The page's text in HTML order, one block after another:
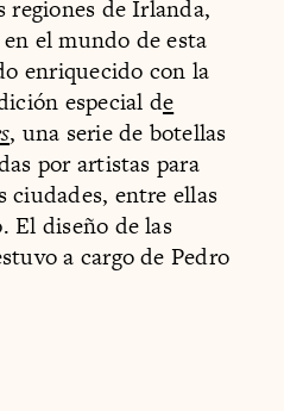
de Irlanda,
el mundo de esta
enriquecido con la
especial de
, una serie de botellas
por artistas para
ciudades, entre ellas
El diseño de las
a cargo de Pedro